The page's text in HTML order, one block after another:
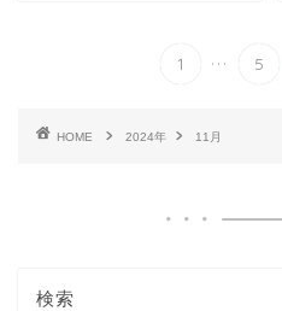
1 ... 5
HOME 2024年 11月
検索